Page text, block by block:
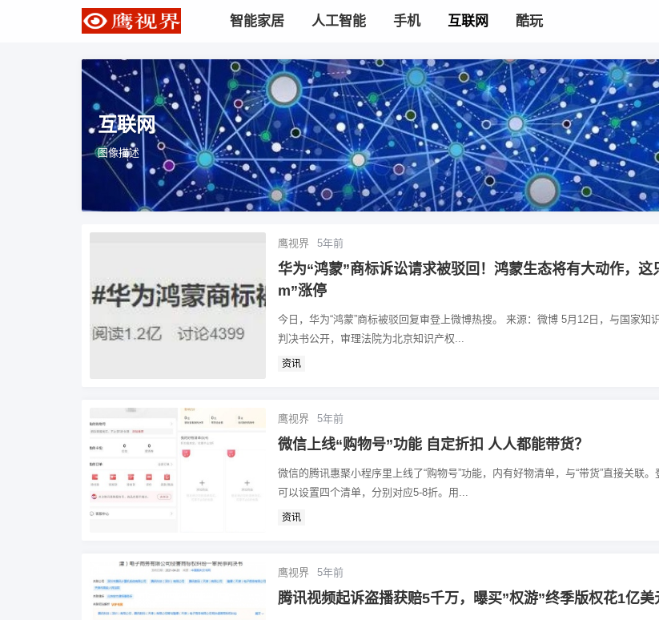
智能家居 人工智能 手机 互联网 酷玩
互联网
图像描述
鹰视界 5年前
华为“鸿蒙”商标诉讼请求被驳回！鸿蒙生态将有大动作，这
m”涨停
今日，华为“鸿蒙”商标被驳回复审登上微博热搜。 来源：微博 5月12日，与国家知
判决书公开，审理法院为北京知识产权...
资讯
鹰视界 5年前
微信上线“购物号”功能 自定折扣 人人都能带货？
微信的腾讯惠聚小程序里上线了“购物号”功能，内有好物清单，与“带货”直接关联
可以设置四个清单，分别对应5-8折。用...
资讯
鹰视界 5年前
腾讯视频起诉盗播获赔5千万，曝买”权游”终季版权花1亿美